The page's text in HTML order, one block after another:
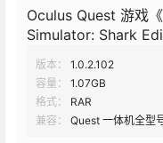
Oculus Quest 游戏
Simulator: Shark
版本：
1.0.2.102
容量：
1.07GB
格式：
RAR
兼容：
Quest 一体机全型